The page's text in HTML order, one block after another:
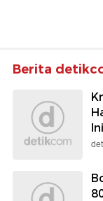
Berita
Ini